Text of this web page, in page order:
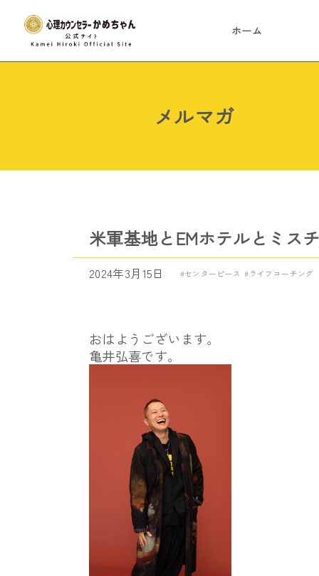
ホーム
メルマガ
米軍基地とEMホテルとミス
2024年3月15日 センターピース ライフコーチング
おはようございます。
亀井弘喜です。